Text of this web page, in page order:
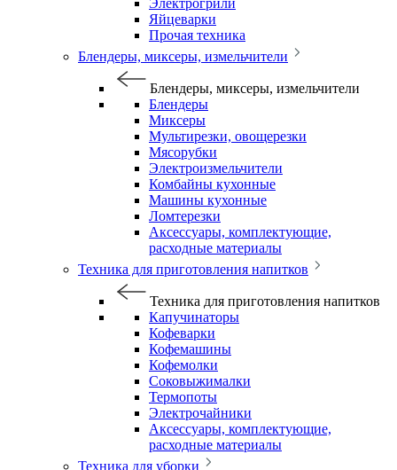
Электрогрили
Яйцеварки
Прочая техника
Блендеры, миксеры, измельчители
Блендеры, миксеры, измельчители
Блендеры
Миксеры
Мультирезки, овощерезки
Мясорубки
Электроизмельчители
Комбайны кухонные
Машины кухонные
Ломтерезки
Аксессуары, комплектующие,
расходные материалы
Техника для приготовления напитков
Техника для приготовления напитков
Капучинаторы
Кофеварки
Кофемашины
Кофемолки
Соковыжималки
Термопоты
Электрочайники
Аксессуары, комплектующие,
расходные материалы
Техника для уборки